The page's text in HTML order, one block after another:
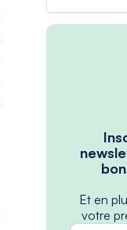
Et en
votre